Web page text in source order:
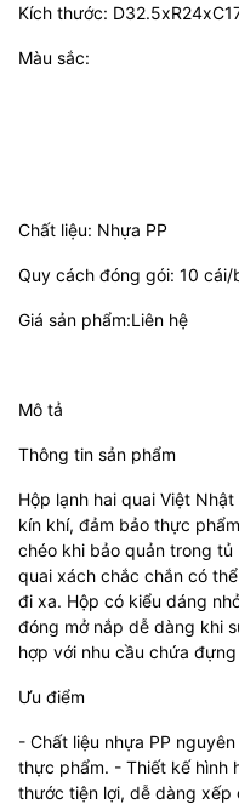
Kích thước:
Màu sắc:
Chất liệu: Nhựa PP
Quy cách đóng gói: 10 cái/
Giá sản phẩm:Liên hệ
Mô tả
Thông tin sản phẩm
Hộp lạnh hai quai Việt
kín khí, đảm bảo thực
chéo khi bảo quản trong
quai xách chắc chắn có
đi xa. Hộp có kiểu dáng
đóng mở nắp dễ dàng khi
hợp với nhu cầu chứa
Ưu điểm
- Chất liệu nhựa PP
thực phẩm. - Thiết kế hình
thước tiện lợi, dễ dàng xếp